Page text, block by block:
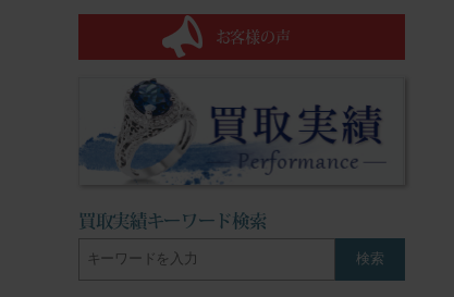
お客様の声
買取実績キーワード検索
検索